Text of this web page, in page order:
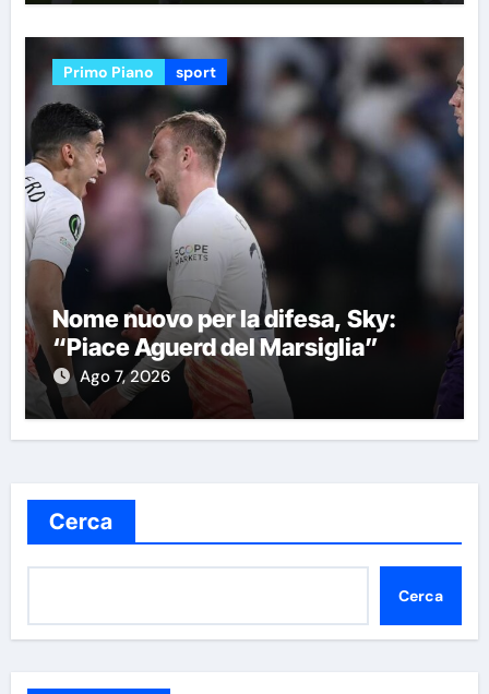
Primo Piano sport
Nome nuovo per la difesa, Sky:
“Piace Aguerd del Marsiglia”
Ago 7, 2026
Cerca
Cerca